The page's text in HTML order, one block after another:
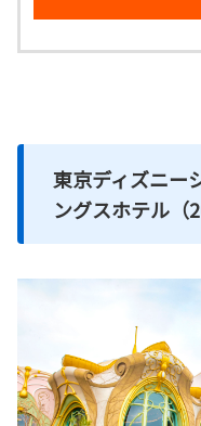
東京ディズニー
ングスホテル（